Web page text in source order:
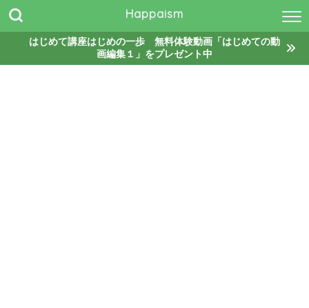
Happaism
はじめて講座はじめの一歩 無料体験動画「はじめての動
画編集１」をプレゼント中